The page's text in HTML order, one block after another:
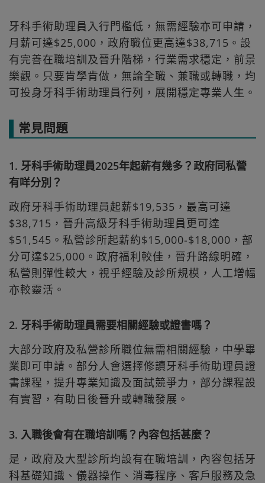
牙科手術助理員入行門檻低，無需經驗亦可申請，
月薪可達$25,000，政府職位更高達$38,715。設
有完善在職培訓及晉升階梯，行業需求穩定，前景
樂觀。只要肯學肯做，無論全職、兼職或轉職，均
可投身牙科手術助理員行列，展開穩定專業人生。
常見問題
1. 牙科手術助理員2025年起薪有幾多？政府同私營
有咩分別？
政府牙科手術助理員起薪$19,535，最高可達
$38,715，晉升高級牙科手術助理員更可達
$51,545。私營診所起薪約$15,000-$18,000，部
分可達$25,000。政府福利較佳，晉升路線明確，
私營則彈性較大，視乎經驗及診所規模，人工增幅
亦較靈活。
2. 牙科手術助理員需要相關經驗或證書嗎？
大部分政府及私營診所職位無需相關經驗，中學畢
業即可申請。部分人會選擇修讀牙科手術助理員證
書課程，提升專業知識及面試競爭力，部分課程設
有實習，有助日後晉升或轉職發展。
3. 入職後會有在職培訓嗎？內容包括甚麼？
是，政府及大型診所均設有在職培訓，內容包括牙
科基礎知識、儀器操作、消毒程序、客戶服務及急